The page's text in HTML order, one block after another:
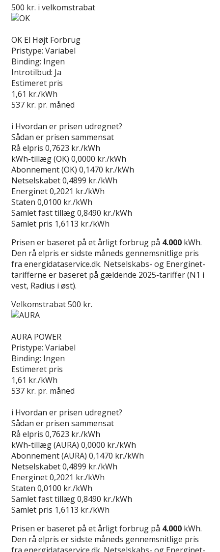
500 kr. i velkomstrabat
OK El Højt Forbrug
Pristype: Variabel
Binding: Ingen
Introtilbud: Ja
Estimeret pris
1,61 kr./kWh
537 kr. pr. måned
i Hvordan er prisen udregnet?
Sådan er prisen sammensat
Rå elpris 0,7623 kr./kWh
kWh-tillæg (OK) 0,0000 kr./kWh
Abonnement (OK) 0,1470 kr./kWh
Netselskabet0,4899 kr./kWh
Energinet0,2021 kr./kWh
Staten 0,0100 kr./kWh
Samlet fast tillæg0,8490 kr./kWh
Samlet pris 1,6113 kr./kWh
Prisen er baseret på et årligt forbrug på 4.000 kWh.
Den rå elpris er sidste måneds gennemsnitlige pris
fra energidataservice.dk. Netselskabs- og Energinet-
tarifferne er baseret på gældende 2025-tariffer (N1 i
vest, Radius i øst).
Velkomstrabat 500 kr.
AURA POWER
Pristype: Variabel
Binding: Ingen
Estimeret pris
1,61 kr./kWh
537 kr. pr. måned
i Hvordan er prisen udregnet?
Sådan er prisen sammensat
Rå elpris 0,7623 kr./kWh
kWh-tillæg (AURA) 0,0000 kr./kWh
Abonnement (AURA) 0,1470 kr./kWh
Netselskabet0,4899 kr./kWh
Energinet0,2021 kr./kWh
Staten 0,0100 kr./kWh
Samlet fast tillæg0,8490 kr./kWh
Samlet pris 1,6113 kr./kWh
Prisen er baseret på et årligt forbrug på 4.000 kWh.
Den rå elpris er sidste måneds gennemsnitlige pris